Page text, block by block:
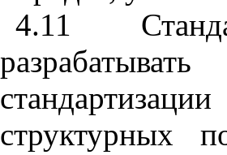
4.11
разрабатывать
стандартизации
структурных